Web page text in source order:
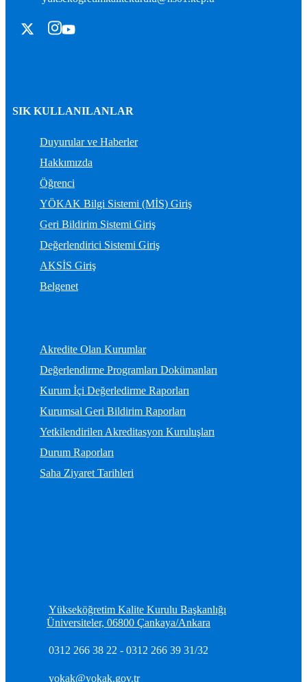
SIK KULLANILANLAR
Duyurular ve Haberler
Hakkımızda
Öğrenci
YÖKAK Bilgi Sistemi (MİS) Giriş
Geri Bildirim Sistemi Giriş
Değerlendirici Sistemi Giriş
AKSİS Giriş
Belgenet
Akredite Olan Kurumlar
Değerlendirme Programları Dokümanları
Kurum İçi Değerledirme Raporları
Kurumsal Geri Bildirim Raporları
Yetkilendirilen Akreditasyon Kuruluşları
Durum Raporları
Saha Ziyaret Tarihleri
Yükseköğretim Kalite Kurulu Başkanlığı
Üniversiteler, 06800 Çankaya/Ankara
0312 266 38 22 - 0312 266 39 31/32
yokak@yokak.gov.tr